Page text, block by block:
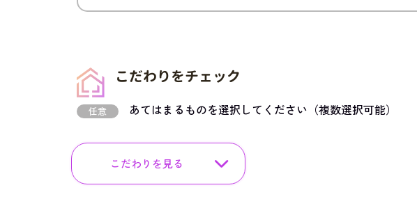
こだわりをチェック
任意 あてはまるものを選択してください（複数選択可能）
こだわりを見る